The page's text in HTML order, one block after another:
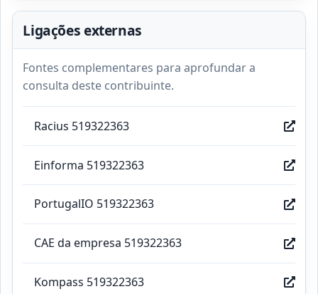
Ligações externas
Fontes complementares para aprofundar a
consulta deste contribuinte.
Racius 519322363
Einforma 519322363
PortugalIO 519322363
CAE da empresa 519322363
Kompass 519322363